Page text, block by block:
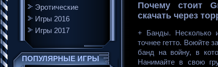
Эротические
Игры 2016
Игры 2017
ПОПУЛЯРНЫЕ ИГРЫ
Почему стоит
скачать через
+ Банды. Несколько
точнее гетто. Воюйте
банд на войну, в
Нанимайте в свою